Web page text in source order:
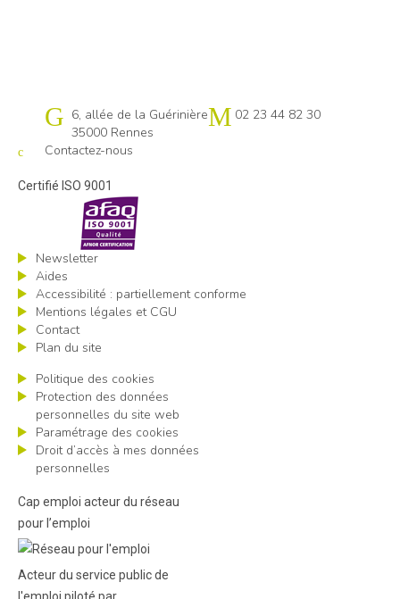
Cap emploi 35
6, allée de la Guérinière
35000 Rennes
02 23 44 82 30
Contactez-nous
Certifié ISO 9001
Newsletter
Aides
Accessibilité : partiellement conforme
Mentions légales et CGU
Contact
Plan du site
Politique des cookies
Protection des données
personnelles du site web
Paramétrage des cookies
Droit d’accès à mes données
personnelles
Cap emploi acteur du réseau
pour l’emploi
Acteur du service public de